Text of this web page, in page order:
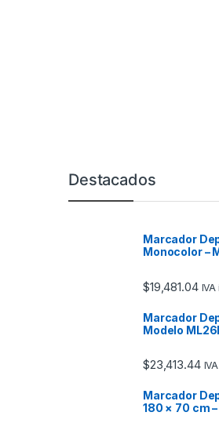
Marcas De Carrusel
Destacados
Marcador
Monocolor –
$19,481.04 IVA
Marcador
Modelo
$23,413.44
Marcador
180 × 70 cm